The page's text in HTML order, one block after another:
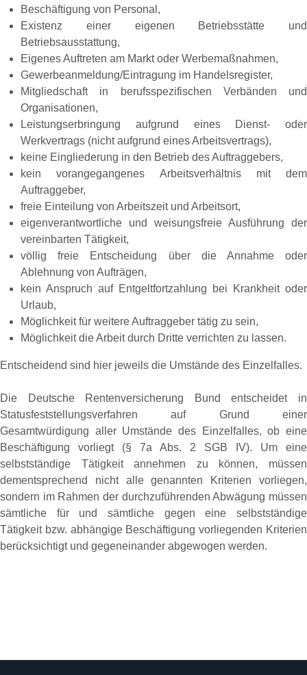
Beschäftigung von Personal,
Existenz einer eigenen Betriebsstätte und
Betriebsausstattung,
Eigenes Auftreten am Markt oder Werbemaßnahmen,
Gewerbeanmeldung/Eintragung im Handelsregister,
Mitgliedschaft in berufsspezifischen Verbänden und
Organisationen,
Leistungserbringung aufgrund eines Dienst- oder
Werkvertrags (nicht aufgrund eines Arbeitsvertrags),
keine Eingliederung in den Betrieb des Auftraggebers,
kein vorangegangenes Arbeitsverhältnis mit dem
Auftraggeber,
freie Einteilung von Arbeitszeit und Arbeitsort,
eigenverantwortliche und weisungsfreie Ausführung der
vereinbarten Tätigkeit,
völlig freie Entscheidung über die Annahme oder
Ablehnung von Aufträgen,
kein Anspruch auf Entgeltfortzahlung bei Krankheit oder
Urlaub,
Möglichkeit für weitere Auftraggeber tätig zu sein,
Möglichkeit die Arbeit durch Dritte verrichten zu lassen.
Entscheidend sind hier jeweils die Umstände des Einzelfalles.
Die Deutsche Rentenversicherung Bund entscheidet in
Statusfeststellungsverfahren auf Grund einer
Gesamtwürdigung aller Umstände des Einzelfalles, ob eine
Beschäftigung vorliegt (§ 7a Abs. 2 SGB IV). Um eine
selbstständige Tätigkeit annehmen zu können, müssen
dementsprechend nicht alle genannten Kriterien vorliegen,
sondern im Rahmen der durchzuführenden Abwägung müssen
sämtliche für und sämtliche gegen eine selbstständige
Tätigkeit bzw. abhängige Beschäftigung vorliegenden Kriterien
berücksichtigt und gegeneinander abgewogen werden.